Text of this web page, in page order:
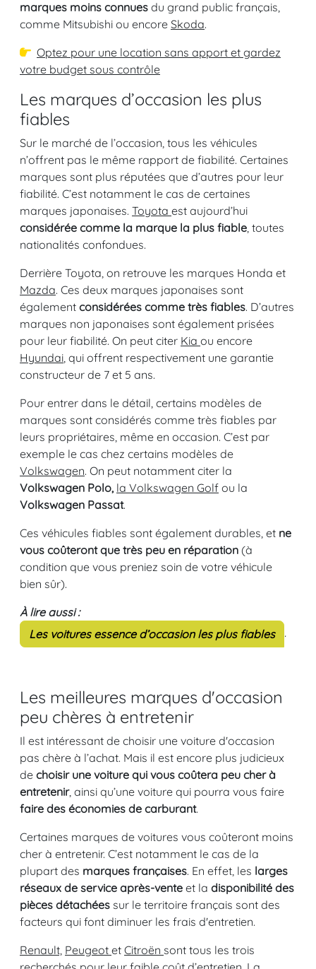
marques moins connues du grand public français,
comme Mitsubishi ou encore Skoda.
Optez pour une location sans apport et gardez
votre budget sous contrôle
Les marques d’occasion les plus
fiables
Sur le marché de l’occasion, tous les véhicules
n’offrent pas le même rapport de fiabilité. Certaines
marques sont plus réputées que d’autres pour leur
fiabilité. C’est notamment le cas de certaines
marques japonaises. Toyota est aujourd’hui
considérée comme la marque la plus fiable , toutes
nationalités confondues.
Derrière Toyota, on retrouve les marques Honda et
Mazda. Ces deux marques japonaises sont
également considérées comme très fiables. D’autres
marques non japonaises sont également prisées
pour leur fiabilité. On peut citer Kia ou encore
Hyundai , qui offrent respectivement une garantie
constructeur de 7 et 5 ans.
Pour entrer dans le détail, certains modèles de
marques sont considérés comme très fiables par
leurs propriétaires, même en occasion. C’est par
exemple le cas chez certains modèles de
Volkswagen. On peut notamment citer la
Volkswagen Polo, la Volkswagen Golf ou la
Volkswagen Passat.
Ces véhicules fiables sont également durables, et ne
vous coûteront que très peu en réparation (à
condition que vous preniez soin de votre véhicule
bien sûr).
À lire aussi :
Les voitures essence d’occasion les plus fiables
.
Les meilleures marques d'occasion
peu chères à entretenir
Il est intéressant de choisir une voiture d'occasion
pas chère à l’achat. Mais il est encore plus judicieux
de choisir une voiture qui vous coûtera peu cher à
entretenir, ainsi qu’une voiture qui pourra vous faire
faire des économies de carburant.
Certaines marques de voitures vous coûteront moins
cher à entretenir. C’est notamment le cas de la
plupart des marques françaises. En effet, les larges
réseaux de service après-vente et la disponibilité des
pièces détachées sur le territoire français sont des
facteurs qui font diminuer les frais d'entretien.
Renault, Peugeot et Citroën sont tous les trois